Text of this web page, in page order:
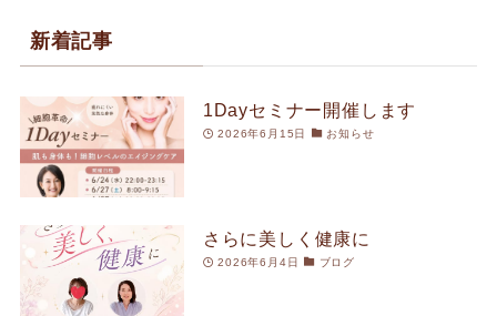
新着記事
1Dayセミナー開催します
2026年6月15日 お知らせ
さらに美しく健康に
2026年6月4日 ブログ